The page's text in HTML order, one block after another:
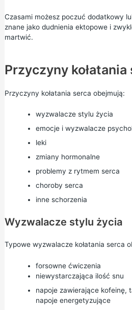
Czasami możesz poczuć dodatkowy
znane jako dudnienia ektopowe i
martwić.
Przyczyny kołatania
Przyczyny kołatania serca obejmują:
wyzwalacze stylu życia
emocje i wyzwalacze
leki
zmiany hormonalne
problemy z rytmem serca
choroby serca
inne schorzenia
Wyzwalacze stylu życia
Typowe wyzwalacze kołatania serca
forsowne ćwiczenia
niewystarczająca ilość snu
napoje zawierające kofeinę,
napoje energetyzujące